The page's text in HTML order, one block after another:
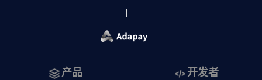
产品 开发者